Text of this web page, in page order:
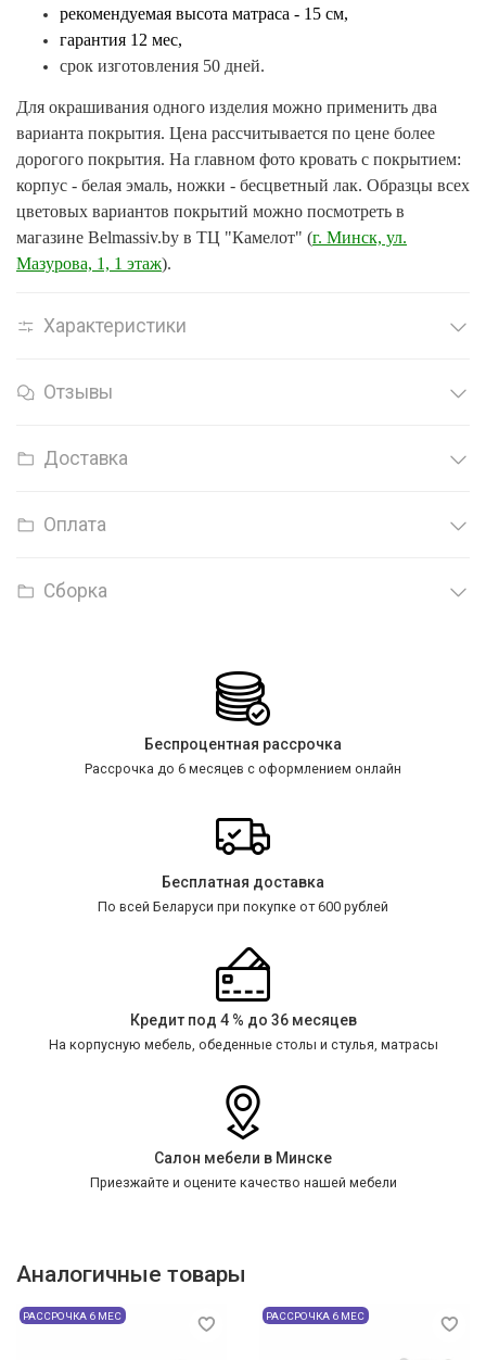
рекомендуемая высота матраса - 15 см,
гарантия 12 мес,
срок изготовления 50 дней.
Для окрашивания одного изделия можно применить два
варианта покрытия. Цена рассчитывается по цене более
дорогого покрытия. На главном фото кровать с покрытием:
корпус - белая эмаль, ножки - бесцветный лак. Образцы всех
цветовых вариантов покрытий можно посмотреть в
магазине Belmassiv.by в ТЦ "Камелот" (г. Минск, ул.
Мазурова, 1, 1 этаж).
Характеристики
Отзывы
Доставка
Оплата
Сборка
Беспроцентная рассрочка
Рассрочка до 6 месяцев с оформлением онлайн
Бесплатная доставка
По всей Беларуси при покупке от 600 рублей
Кредит под 4 % до 36 месяцев
На корпусную мебель, обеденные столы и стулья, матрасы
Салон мебели в Минске
Приезжайте и оцените качество нашей мебели
Аналогичные товары
РАССРОЧКА 6 МЕС РАССРОЧКА 6 МЕС